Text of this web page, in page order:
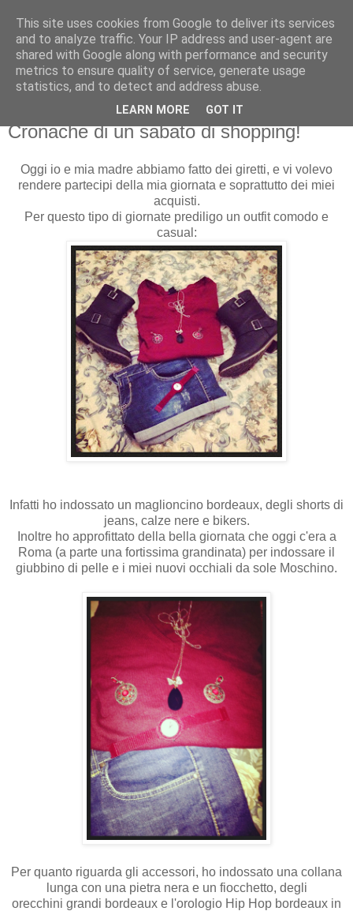
Martone Laura
Martone Laura
sabato, febbraio 22, 2014
Cronache di un sabato di shopping!
Oggi io e mia madre abbiamo fatto dei giretti, e vi volevo
rendere partecipi della mia giornata e soprattutto dei miei
acquisti.
Per questo tipo di giornate prediligo un outfit comodo e
casual:
Infatti ho indossato un maglioncino bordeaux, degli shorts di
jeans, calze nere e bikers.
Inoltre ho approfittato della bella giornata che oggi c'era a
Roma (a parte una fortissima grandinata) per indossare il
giubbino di pelle e i miei nuovi occhiali da sole Moschino.
Per quanto riguarda gli accessori, ho indossato una collana
lunga con una pietra nera e un fiocchetto, degli
orecchini grandi bordeaux e l'orologio Hip Hop bordeaux in
This site uses cookies from Google to deliver its services
and to analyze traffic. Your IP address and user-agent are
shared with Google along with performance and security
metrics to ensure quality of service, generate usage
statistics, and to detect and address abuse.
LEARN MORE GOT IT